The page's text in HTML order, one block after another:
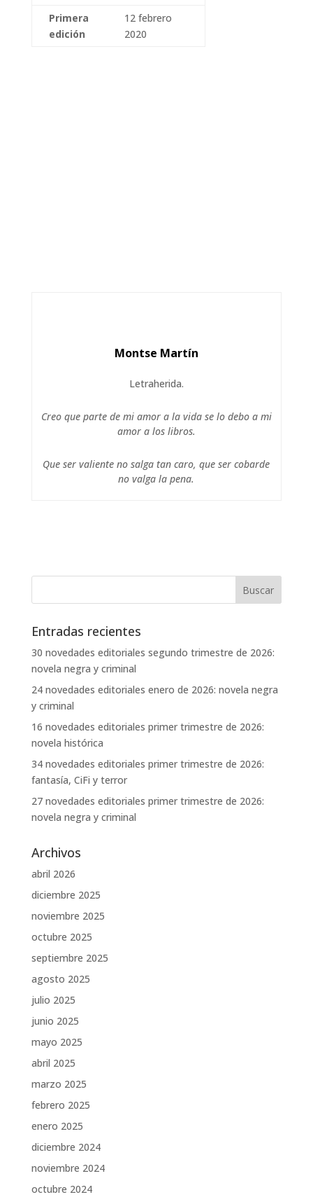
Primera
edición
12 febrero
2020
Montse Martín
Letraherida.
Creo que parte de mi amor a la vida se lo debo a mi
amor a los libros.
Que ser valiente no salga tan caro, que ser cobarde
no valga la pena.
Entradas recientes
30 novedades editoriales segundo trimestre de 2026:
novela negra y criminal
24 novedades editoriales enero de 2026: novela negra
y criminal
16 novedades editoriales primer trimestre de 2026:
novela histórica
34 novedades editoriales primer trimestre de 2026:
fantasía, CiFi y terror
27 novedades editoriales primer trimestre de 2026:
novela negra y criminal
Archivos
abril 2026
diciembre 2025
noviembre 2025
octubre 2025
septiembre 2025
agosto 2025
julio 2025
junio 2025
mayo 2025
abril 2025
marzo 2025
febrero 2025
enero 2025
diciembre 2024
noviembre 2024
octubre 2024